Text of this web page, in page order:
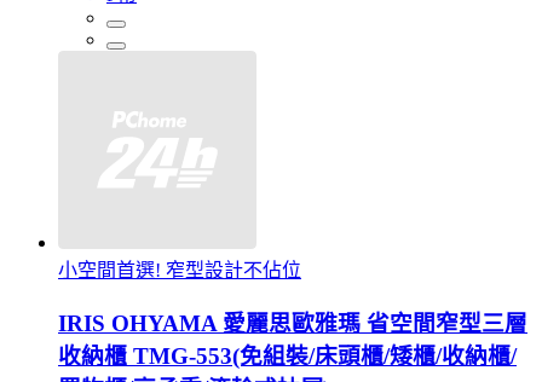
小空間首選! 窄型設計不佔位
IRIS OHYAMA 愛麗思歐雅瑪 省空間窄型三層
收納櫃 TMG-553(免組裝/床頭櫃/矮櫃/收納櫃/